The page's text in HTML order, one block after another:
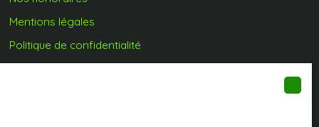
Mentions légales
Politique de confidentialité